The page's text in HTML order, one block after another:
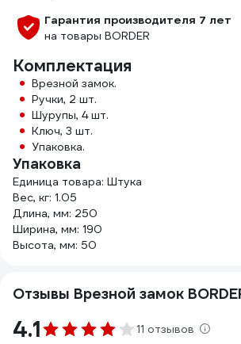
Гарантия производителя 7 лет
на товары BORDER
Комплектация
Врезной замок.
Ручки, 2 шт.
Шурупы, 4 шт.
Ключ, 3 шт.
Упаковка.
Упаковка
Единица товара: Штука
Вес, кг: 1.05
Длина, мм: 250
Ширина, мм: 190
Высота, мм: 50
Отзывы Врезной замок
4.1 11 отзывов